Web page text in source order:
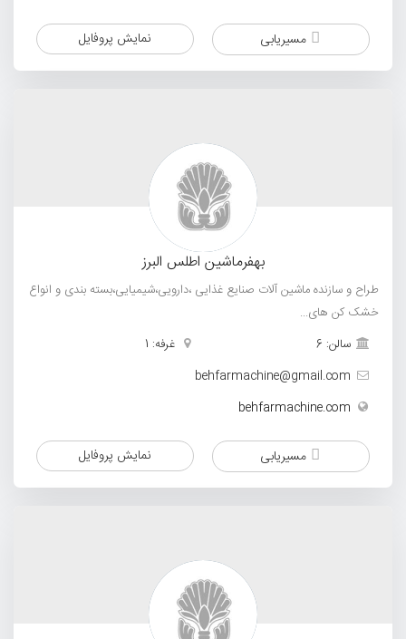
مسیریابی نمایش پروفایل
بهفرماشین اطلس البرز
طراح و سازنده ماشین آلات صنایع غذایی ،دارویی،شیمیایی،بسته بندی و انواع
خشک کن های...
سالن: 6
غرفه: 1
behfarmachine@gmail.com
behfarmachine.com
مسیریابی نمایش پروفایل